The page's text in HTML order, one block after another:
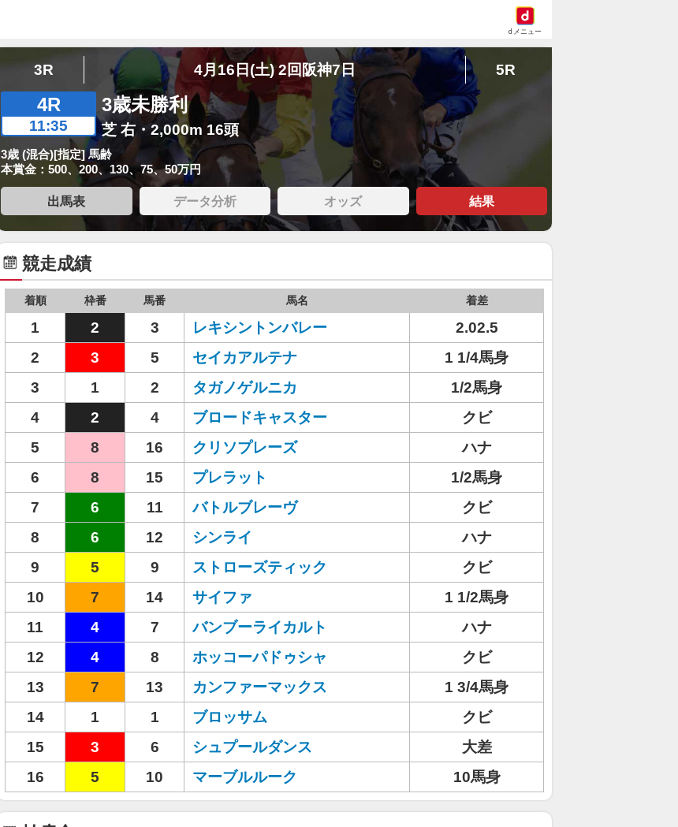
dメニュー
3R 4月16日(土) 2回阪神7日 5R
4R
11:35
3歳未勝利
芝 右・2,000m 16頭
3歳 (混合)[指定] 馬齢
本賞金：500、200、130、75、50万円
出馬表 データ分析 オッズ 結果
競走成績
着順 枠番 馬番 馬名 着差
1 2 3 レキシントンバレー
2.02.5
2
3 5 セイカアルテナ
1 1/4馬身
3
1 2 タガノゲルニカ
1/2馬身
4
2 4 ブロードキャスター
クビ
5
8 16 クリソプレーズ
ハナ
6
8 15 プレラット
1/2馬身
7
6 11 バトルブレーヴ
クビ
8
6 12 シンライ
ハナ
9
5 9 ストローズティック
クビ
10
7 14 サイファ
1 1/2馬身
11
4 7 バンブーライカルト
ハナ
12
4 8 ホッコーパドゥシャ
クビ
13
7 13 カンファーマックス
1 3/4馬身
14
1 1 ブロッサム
クビ
15
3 6 シュプールダンス
大差
16
5 10 マーブルルーク 10馬身